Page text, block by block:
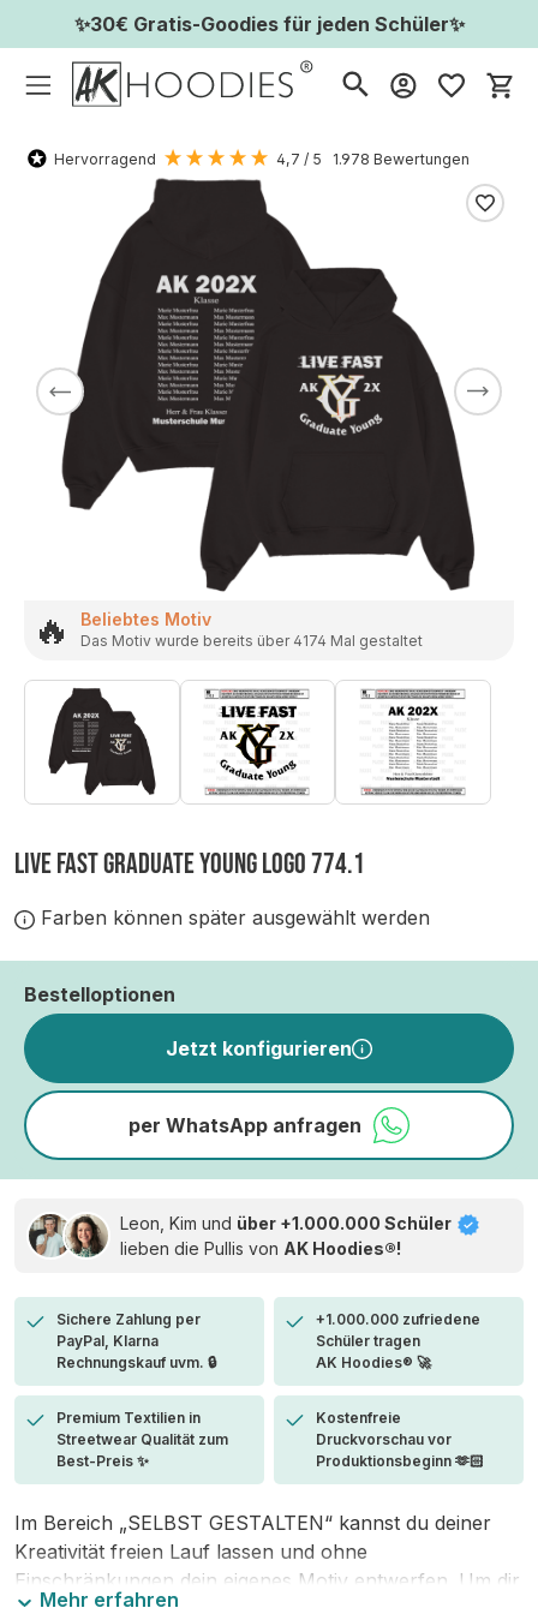
✨30€ Gratis-Goodies für jeden Schüler✨
Hervorragend 4,7 / 5 1.978 Bewertungen
🔥 Beliebtes Motiv
Das Motiv wurde bereits über 4174 Mal gestaltet
LIVE FAST GRADUATE YOUNG LOGO 774.1
Farben können später ausgewählt werden
Bestelloptionen
Jetzt konfigurieren
per WhatsApp anfragen
Leon, Kim und über +1.000.000 Schüler
lieben die Pullis von AK Hoodies®!
Sichere Zahlung per
PayPal, Klarna
Rechnungskauf uvm. 🔒
+1.000.000 zufriedene
Schüler tragen
AK Hoodies® 🚀
Premium Textilien in
Streetwear Qualität zum
Best-Preis ✨
Kostenfreie
Druckvorschau vor
Produktionsbeginn 🫶🏻
Im Bereich „SELBST GESTALTEN“ kannst du deiner
Kreativität freien Lauf lassen und ohne
Einschränkungen dein eigenes Motiv entwerfen. Um dir
Mehr erfahren